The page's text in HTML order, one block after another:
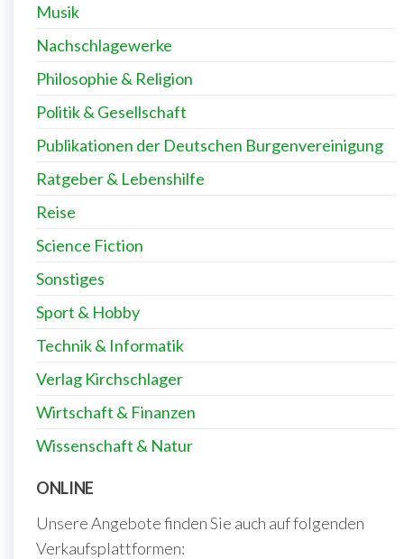
Musik
Nachschlagewerke
Philosophie & Religion
Politik & Gesellschaft
Publikationen der Deutschen Burgenvereinigung
Ratgeber & Lebenshilfe
Reise
Science Fiction
Sonstiges
Sport & Hobby
Technik & Informatik
Verlag Kirchschlager
Wirtschaft & Finanzen
Wissenschaft & Natur
ONLINE
Unsere Angebote finden Sie auch auf folgenden
Verkaufsplattformen: